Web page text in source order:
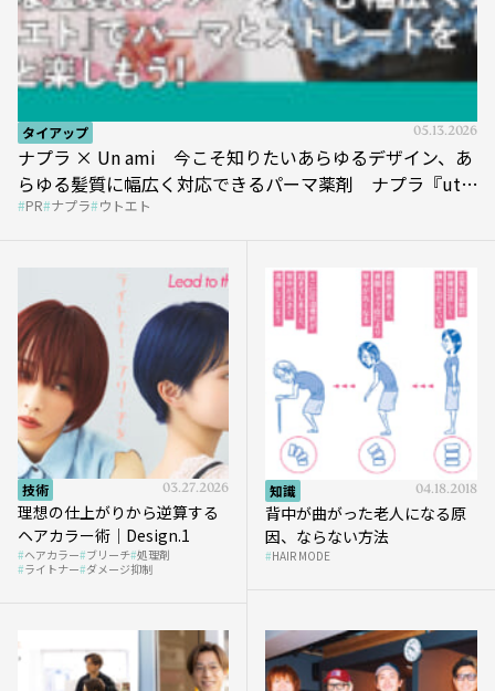
タイアップ 05.13.2026
ナプラ × Un ami 今こそ知りたいあらゆるデザイン、あ
らゆる髪質に幅広く対応できるパーマ薬剤 ナプラ『ut-
et』
PR ナプラ ウトエト
技術 03.27.2026
理想の仕上がりから逆算する
ヘアカラー術｜Design.1
ヘアカラー ブリーチ 処理剤
ライトナー ダメージ抑制
知識 04.18.2018
背中が曲がった老人になる原
因、ならない方法
HAIR MODE